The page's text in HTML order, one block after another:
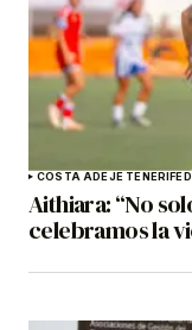
COSTA ADEJE TENERIFE
Aithiara: “No
celebramos la